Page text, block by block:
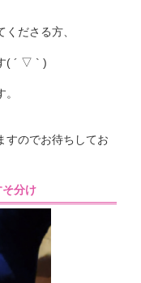
ださる方、
( ´ ▽ ` )
すのでお待ちしてお
分け